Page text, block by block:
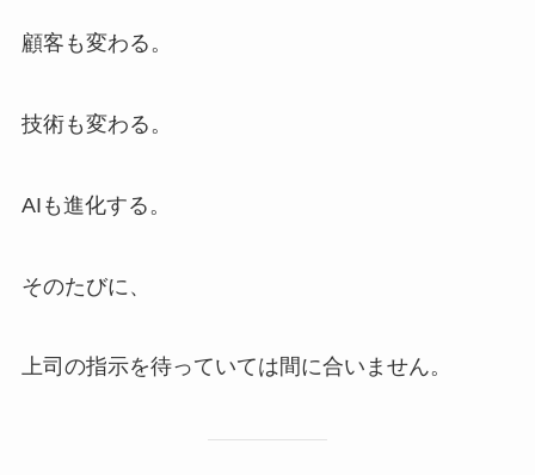
顧客も変わる。
技術も変わる。
AIも進化する。
そのたびに、
上司の指示を待っていては間に合いません。